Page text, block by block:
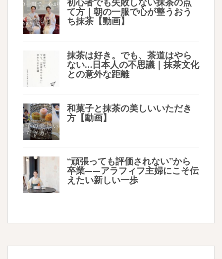
て方｜朝の一服で心が整うおう
ち抹茶【動画】
抹茶は好き。でも、茶道はやら
ない…日本人の不思議｜抹茶文化
との意外な距離
和菓子と抹茶の美しいいただき
方【動画】
“頑張っても評価されない”から
卒業——アラフィフ主婦にこそ伝
えたい新しい一歩